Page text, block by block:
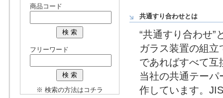
商品コード
フリーワード
※ 検索の方法はコチラ
共通すり合わせとは
“共通すり合わせ”
ガラス装置の組
であればすべて
当社の共通テー
作しています。